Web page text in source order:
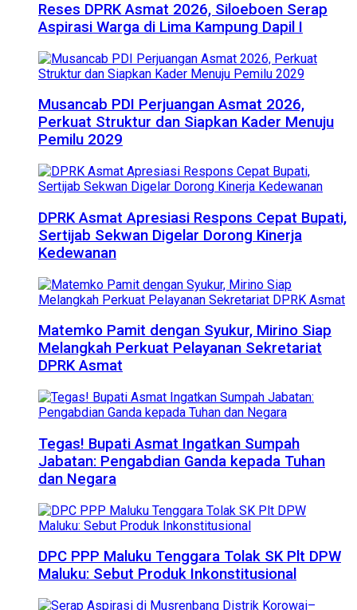
Reses DPRK Asmat 2026, Siloeboen Serap
Aspirasi Warga di Lima Kampung Dapil I
Musancab PDI Perjuangan Asmat 2026,
Perkuat Struktur dan Siapkan Kader Menuju
Pemilu 2029
DPRK Asmat Apresiasi Respons Cepat Bupati,
Sertijab Sekwan Digelar Dorong Kinerja
Kedewanan
Matemko Pamit dengan Syukur, Mirino Siap
Melangkah Perkuat Pelayanan Sekretariat
DPRK Asmat
Tegas! Bupati Asmat Ingatkan Sumpah
Jabatan: Pengabdian Ganda kepada Tuhan
dan Negara
DPC PPP Maluku Tenggara Tolak SK Plt DPW
Maluku: Sebut Produk Inkonstitusional